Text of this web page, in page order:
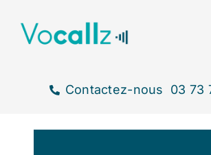
Contactez-nous 03 73